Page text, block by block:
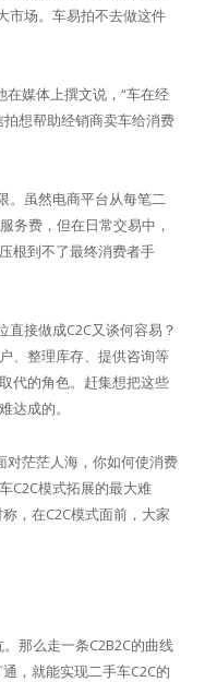
市场。车易拍不去做这件
媒体上撰文说，“车在经
想帮助经销商卖车给消费
。虽然电商平台从每笔二
务费，但在日常交易中，
根到不了最终消费者手
直接做成C2C又谈何容易？
、整理库存、提供咨询等
代的角色。赶集想把这些
达成的。
对茫茫人海，你如何使消费
C2C模式拓展的最大难
，在C2C模式面前，大家
那么走一条C2B2C的曲线
，就能实现二手车C2C的